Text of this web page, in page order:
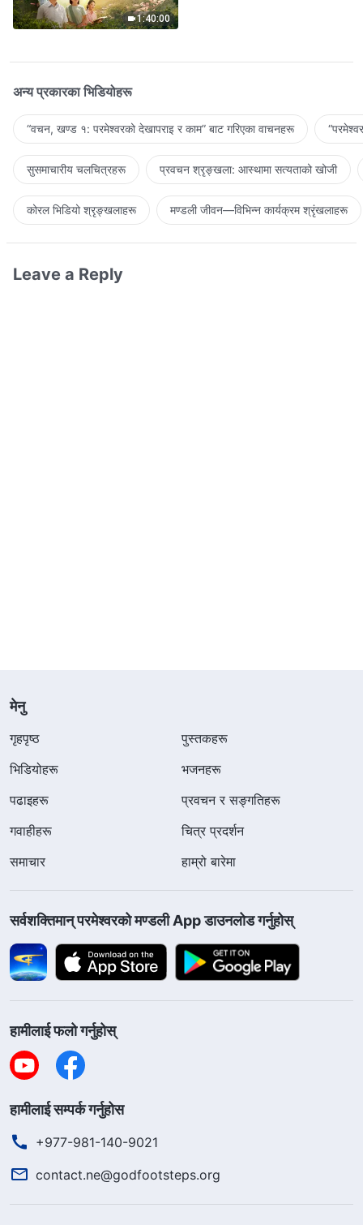
1:40:00
अन्य प्रकारका भिडियोहरू
“वचन, खण्ड १: परमेश्‍वरको देखापराइ र काम” बाट गरिएका वाचनहरू
सुसमाचारीय चलचित्रहरू प्रवचन श्रृङ्खला: आस्थामा सत्यताको खोजी
कोरल भिडियो श्रृङ्खलाहरू मण्डली जीवन—विभिन्‍न कार्यक्रम श्रृंखलाहरू
Leave a Reply
मेनु
गृहपृष्ठ
पुस्तकहरू
भिडियोहरू
भजनहरू
पढाइहरू
प्रवचन र सङ्गतिहरू
गवाहीहरू
चित्र प्रदर्शन
समाचार
हाम्रो बारेमा
सर्वशक्तिमान्‌ परमेश्‍वरको मण्डली App डाउनलोड गर्नुहोस्
हामीलाई फलो गर्नुहोस्
हामीलाई सम्पर्क गर्नुहोस
+977-981-140-9021
contact.ne@godfootsteps.org